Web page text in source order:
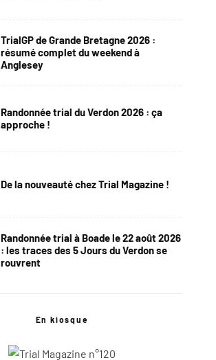
TrialGP de Grande Bretagne 2026 :
résumé complet du weekend à
Anglesey
Randonnée trial du Verdon 2026 : ça
approche !
De la nouveauté chez Trial Magazine !
Randonnée trial à Boade le 22 août 2026
: les traces des 5 Jours du Verdon se
rouvrent
En kiosque